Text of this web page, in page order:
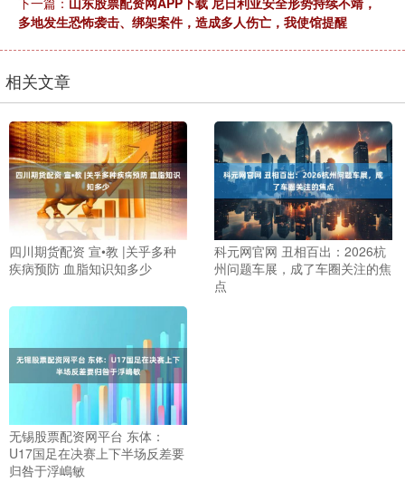
多地发生恐怖袭击、绑架案件，造成多人伤亡，我使馆提醒
相关文章
四川期货配资 宣•教 |关乎多种
疾病预防 血脂知识知多少
科元网官网 丑相百出：2026杭
州问题车展，成了车圈关注的焦
点
无锡股票配资网平台 东体：
U17国足在决赛上下半场反差要
归咎于浮嶋敏